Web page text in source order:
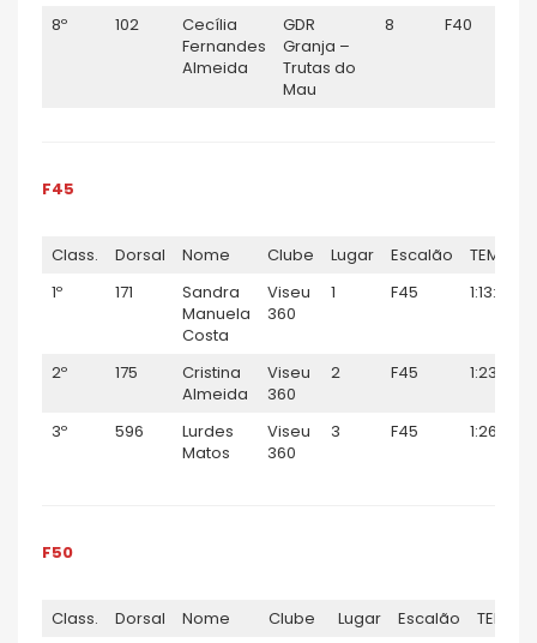
8º 102
Cecília
Fernandes
Almeida
GDR
Granja –
Trutas do
Mau
8 F40
F45
Class. Dorsal Nome Clube Lugar Escalão
TEMPO
1º
171
Sandra
Manuela
Costa
Viseu
360
1 F45 1:13:58
2º 175
Cristina
Almeida
Viseu
360
2 F45 1:23:22
3º 596
Lurdes
Matos
Viseu
360
3 F45 1:26:08
F50
Class. Dorsal Nome Clube Lugar Escalão
TEMPO